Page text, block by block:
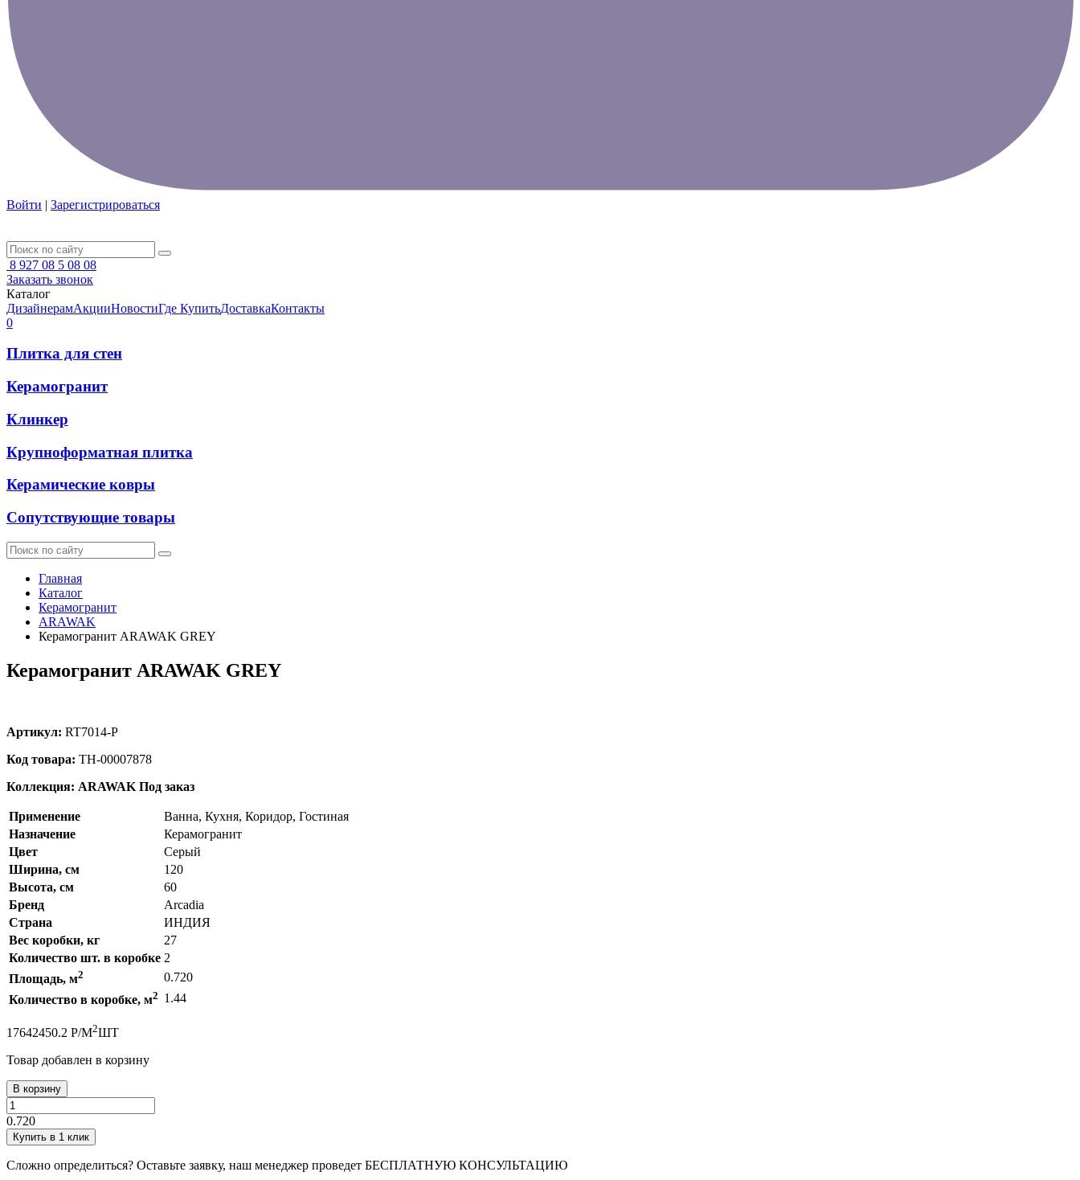
Войти | Зарегистрироваться
8 927 08 5 08 08
Заказать звонок
Каталог
ДизайнерамАкцииНовостиГде КупитьДоставкаКонтакты
0
Плитка для стен
Керамогранит
Клинкер
Крупноформатная плитка
Керамические ковры
Сопутствующие товары
Главная
Каталог
Керамогранит
ARAWAK
Керамогранит ARAWAK GREY
Керамогранит ARAWAK GREY
Артикул: RT7014-P
Код товара: ТН-00007878
Коллекция: ARAWAK Под заказ
Применение
Ванна, Кухня, Коридор, Гостиная
Назначение
Керамогранит
Цвет
Серый
Ширина, см
120
Высота, см
60
Бренд
Arcadia
Страна
ИНДИЯ
Вес коробки, кг
27
Количество шт. в коробке 2
Площадь, м2
0.720
Количество в коробке, м2 1.44
17642450.2 Р/М2ШТ
Товар добавлен в корзину
В корзину
0.720
Купить в 1 клик
Сложно определиться? Оставьте заявку, наш менеджер проведет БЕСПЛАТНУЮ КОНСУЛЬТАЦИЮ